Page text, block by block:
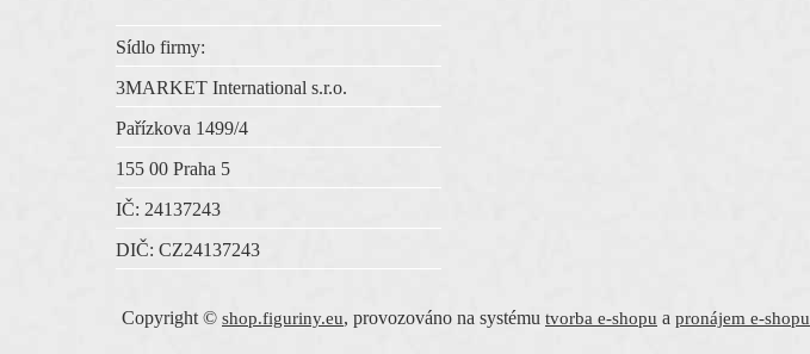
Sídlo firmy:
3MARKET International s.r.o.
Pařízkova 1499/4
155 00 Praha 5
IČ: 24137243
DIČ: CZ24137243
Copyright © shop.figuriny.eu, provozováno na systému tvorba e-shopu a pronájem e-shopu